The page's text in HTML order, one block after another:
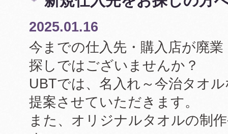
2025.01.16
今までの仕入先・購入店が廃
探しではございませんか？
UBTでは、名入れ～今治タオ
提案させていただきます。
また、オリジナルタオルの制